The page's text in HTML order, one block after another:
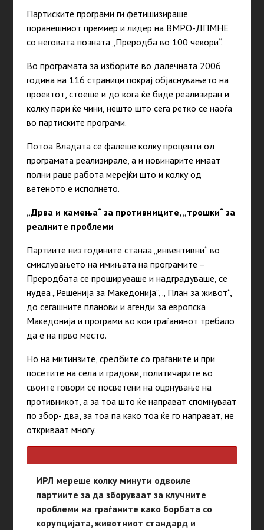
Партиските програми ги фетишизираше
поранешниот премиер и лидер на ВМРО-ДПМНЕ
со неговата позната „Преродба во 100 чекори“.
Во програмата за изборите во далечната 2006
година на 116 страници покрај објаснувањето на
проектот, стоеше и до кога ќе биде реализиран и
колку пари ќе чини, нешто што сега ретко се наоѓа
во партиските програми.
Потоа Владата се фалеше колку проценти од
програмата реализирале, а и новинарите имаат
полни раце работа мерејќи што и колку од
ветеното е исполнето.
„Дрва и камења“ за противниците, „трошки“ за
реалните проблеми
Партиите низ годините станаа „инвентивни“ во
смислувањето на имињата на програмите –
Преродбата се прошируваше и надградуваше, се
нудеа „Решенија за Македонија“, „ План за живот“,
до сегашните планови и агенди за европска
Македонија и програми во кои граѓанинот требало
да е на прво место.
Но на митинзите, средбите со граѓаните и при
посетите на села и градови, политичарите во
своите говори се посветени на оцрнување на
противникот, а за тоа што ќе направат спомнуваат
по збор- два, за тоа па како тоа ќе го направат, не
откриваат многу.
ИРЛ мереше колку минути одвоиле
партиите за да зборуваат за клучните
проблеми на граѓаните како борбата со
корупцијата, животниот стандард и